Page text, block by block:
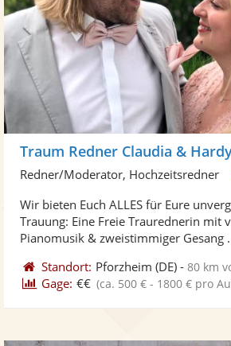
Traum Redner Claudia &
Redner/Moderator, Hochzeitsredner
Wir bieten Euch ALLES für Eure
Trauung: Eine Freie Traurednerin mit
Pianomusik & zweistimmiger Gesang
Standort: Pforzheim (DE) -80 km
Gage: €€ (ca. 500 € - 1800 € pro